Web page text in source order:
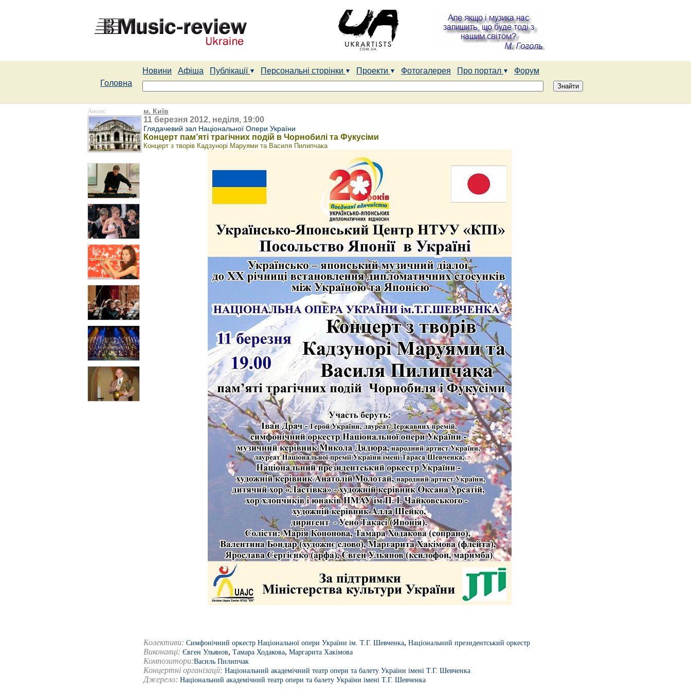
Новини Афіша Публікації Персональні сторінки Проекти Фотогалерея Про портал
Форум
Головна
Анонс м. Київ
11 березня 2012, неділя, 19:00
Глядачевий зал Національної Опери України
Концерт пам’яті трагічних подій в Чорнобилі та Фукусіми
Концерт з творів Кадзунорі Маруями та Василя Пилипчака
Колективи: Симфонічний оркестр Національної опери України ім. Т.Г. Шевченка, Національний президентський оркестр
Виконавці: Євген Ульянов, Тамара Ходакова, Маргарита Хакімова
Композитори:Василь Пилипчак
Концертні організації: Національний академічний театр опери та балету України імені Т.Г. Шевченка
Джерело: Національний академічний театр опери та балету України імені Т.Г. Шевченка